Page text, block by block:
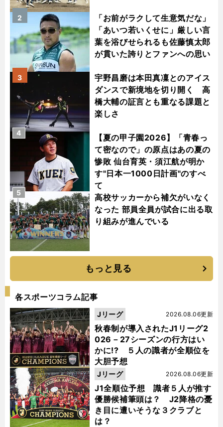
「お前がラクして生意気だな」
「あいつ若いくせに」厳しい言
葉を浴びせられるも佐藤慎太郎
が貫いた誇りとファンへの思い
2
宇野昌磨は本田真凜とのアイス
ダンスで新境地を切り開く 高
橋大輔の証言とも重なる課題と
楽しさ
3
【夏の甲子園2026】「青春っ
て密なので」の原点はあの夏の
惨敗 仙台育英・須江航が明か
す"日本一1000日計画"のすべ
て
4
高校サッカーから補欠がいなく
なった 部員全員が試合に出る取
り組みが進んでいる
5
もっと見る
各スポーツコラム記事
秋春制が導入されたJ1リーグ2
026－27シーズンの行方はい
かに!? ５人の識者が全順位を
大胆予想
2026.08.06更新
Jリーグ
J1全順位予想 識者５人が推す
優勝候補筆頭は？ J2降格の憂
き目に遭いそうな３クラブと
は？
2026.08.06更新
Jリーグ